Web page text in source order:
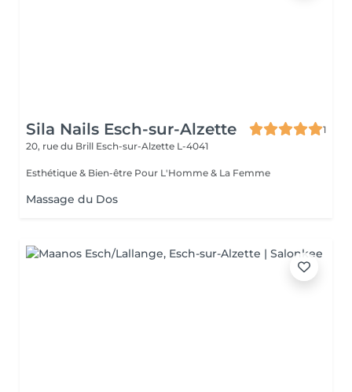
Sila Nails Esch-sur-Alzette
1
20, rue du Brill Esch-sur-Alzette L-4041
Esthétique & Bien-être Pour L'Homme & La Femme
Massage du Dos